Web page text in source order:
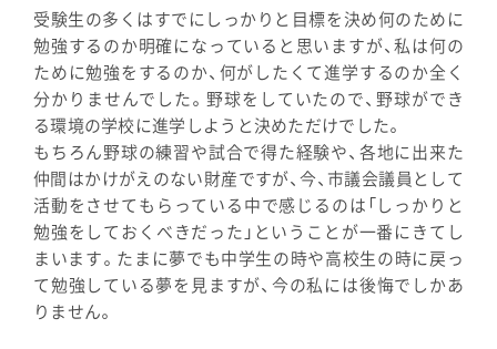
受験生の多くはすでにしっかりと目標を決め何のために
勉強するのか明確になっていると思いますが、私は何の
ために勉強をするのか、何がしたくて進学するのか全く
分かりませんでした。野球をしていたので、野球ができ
る環境の学校に進学しようと決めただけでした。
もちろん野球の練習や試合で得た経験や、各地に出来た
仲間はかけがえのない財産ですが、今、市議会議員として
活動をさせてもらっている中で感じるのは「しっかりと
勉強をしておくべきだった」ということが一番にきてし
まいます。たまに夢でも中学生の時や高校生の時に戻っ
て勉強している夢を見ますが、今の私には後悔でしかあ
りません。